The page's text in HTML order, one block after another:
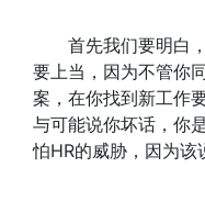
首先我们要明白
要上当，因为不管你
案，在你找到新工作
与可能说你坏话，你
怕HR的威胁，因为该